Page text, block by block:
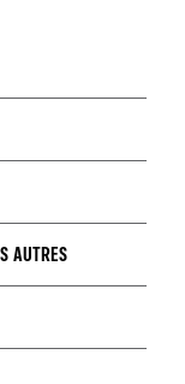
de l’écurie
de
vos messages
AUTRES
coordonnées